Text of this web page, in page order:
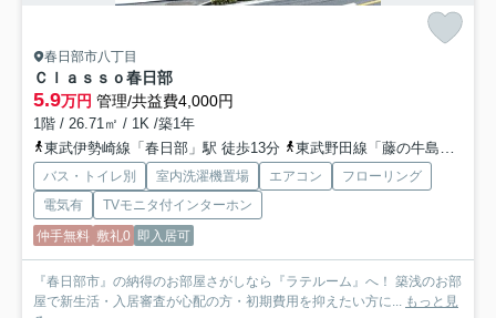
春日部市八丁目
Ｃｌａｓｓｏ春日部
5.9万円 管理/共益費4,000円
1階 / 26.71㎡ / 1K /築1年
東武伊勢崎線「春日部」駅 徒歩13分
東武野田線「藤の牛島」駅 徒歩25分
バス・トイレ別 室内洗濯機置場 エアコン
フローリング
電気有
TVモニタ付インターホン
仲手無料 敷礼0 即入居可
『春日部市』の納得のお部屋さがしなら『ラテルーム』へ！ 築浅のお部
屋で新生活・入居審査が心配の方・初期費用を抑えたい方に... もっと見